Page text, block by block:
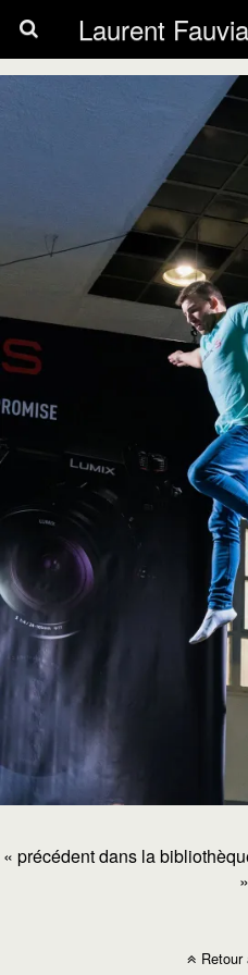
« précédent dans la
»
Retour